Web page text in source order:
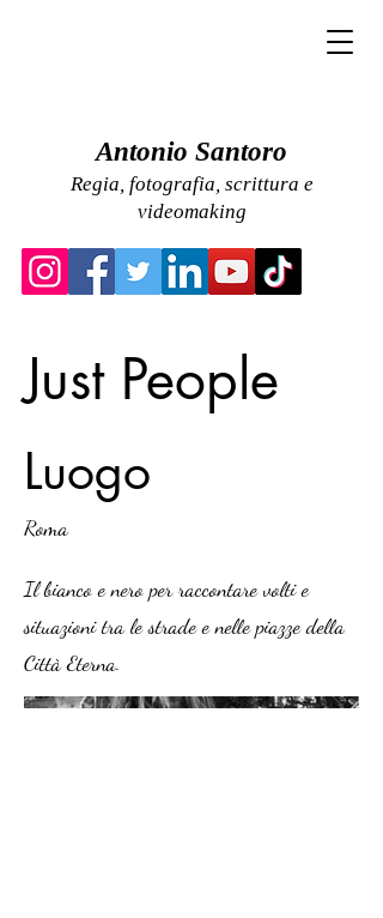
Antonio Santoro
Regia, fotografia, scrittura e
videomaking
Just People
Luogo
Roma
Il bianco e nero per raccontare volti e
situazioni tra le strade e nelle piazze della
Città Eterna.